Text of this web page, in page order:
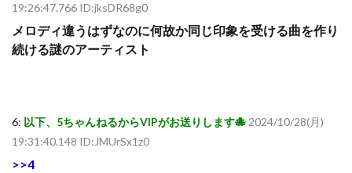
19:26:47.766 ID:jksDR68g0
メロディ違うはずなのに何故か同じ印象を受ける曲を作り
続ける謎のアーティスト
6: 以下、5ちゃんねるからVIPがお送りします🐙2024/10/28(月)
19:31:40.148 ID:JMUrSx1z0
>>4